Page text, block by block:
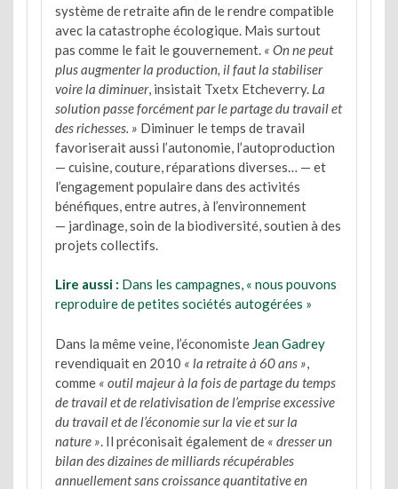
système de retraite afin de le rendre compatible
avec la catastrophe écologique. Mais surtout
pas comme le fait le gouvernement. « On ne peut
plus augmenter la production, il faut la stabiliser
voire la diminuer, insistait Txetx Etcheverry. La
solution passe forcément par le partage du travail et
des richesses. » Diminuer le temps de travail
favoriserait aussi l’autonomie, l’autoproduction
— cuisine, couture, réparations diverses… — et
l’engagement populaire dans des activités
bénéfiques, entre autres, à l’environnement
— jardinage, soin de la biodiversité, soutien à des
projets collectifs.
Lire aussi : Dans les campagnes, « nous pouvons
reproduire de petites sociétés autogérées »
Dans la même veine, l’économiste Jean Gadrey
revendiquait en 2010 « la retraite à 60 ans »
comme « outil majeur à la fois de partage du temps
de travail et de relativisation de l’emprise excessive
du travail et de l’économie sur la vie et sur la
nature » . Il préconisait également de « dresser un
bilan des dizaines de milliards récupérables
annuellement sans croissance quantitative en